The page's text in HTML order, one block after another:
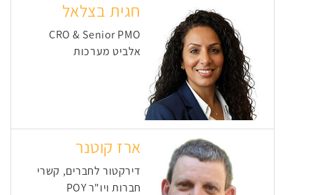
חגית בצלאל
CRO & Senior PMO
אלביט מערכות
ארז קוטנר
דירקטור לחברים, קשרי
חברות ויו"ר POY